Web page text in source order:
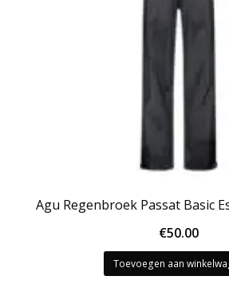
Agu Regenbroek Passat Basic
€50.00
Toevoegen aan